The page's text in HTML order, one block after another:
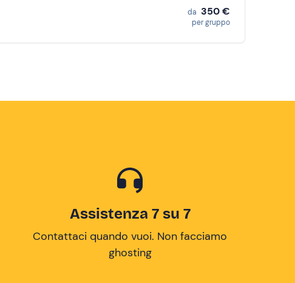
da 350 €
per gruppo
Assistenza 7 su 7
Contattaci quando vuoi. Non facciamo
ghosting